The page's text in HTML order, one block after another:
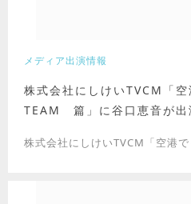
株式会社にしけいTVCM「
TEAM 篇」に谷口恵音が出
メディア出演情報
株式会社にしけいTVCM「空港